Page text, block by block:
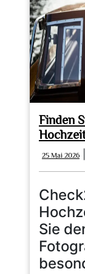
Finden
25 Mai 2026
Sie